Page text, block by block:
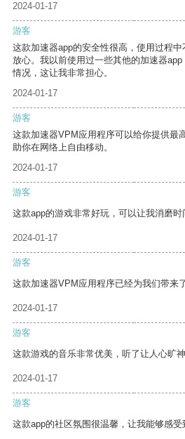
2024-01-17
游客
这款加速器app的安全性很高，使用过程
放心。我以前使用过一些其他的加速器
情况，这让我非常担心。
2024-01-17
游客
这款加速器VPM应用程序可以给你提供最
助你在网络上自由移动。
2024-01-17
游客
这款app的游戏非常好玩，可以让我消磨时
2024-01-17
游客
这款加速器VPM应用程序已经为我们带来
2024-01-17
游客
这款游戏的音乐非常优美，听了让人心旷神
2024-01-17
游客
这款app的社区氛围很温馨，让我能够感受